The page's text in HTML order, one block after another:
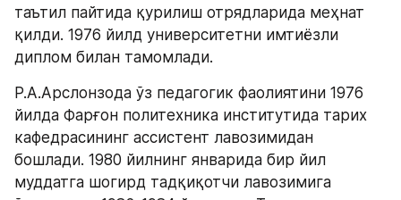
таътил пайтида қурилиш отрядларида меҳнат
қилди. 1976 йилд университетни имтиёзли
диплом билан тамомлади.
Р.А.Арслонзода ўз педагогик фаолиятини 1976
йилда Фарғон политехника институтида тарих
кафедрасининг ассистент лавозимидан
бошлади. 1980 йилнинг январида бир йил
муддатга шогирд тадқиқотчи лавозимига